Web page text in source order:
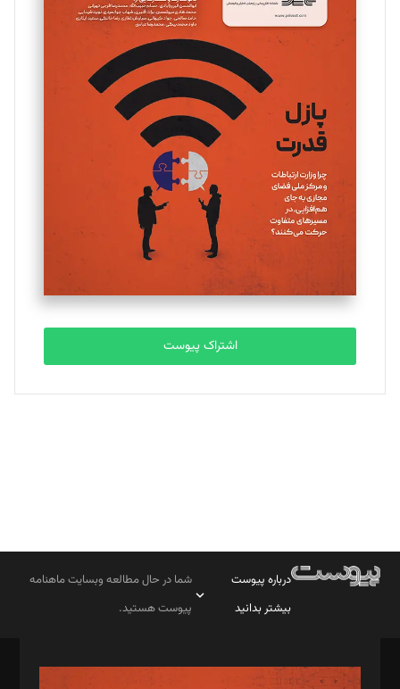
مینا پاکدل
یسنا امان‌پور
تحریریه
ملینا جعفری
تحریریه
مصطفی مسجدی آرانی
تحریریه
بابک نقاش
تحریریه
اشتراک پیوست
درباره پیوست
بیشتر بدانید
شما در حال مطالعه وبسایت ماهنامه
پیوست هستید.
مدیر مسئول: محمدباقر اثنی‌عشری